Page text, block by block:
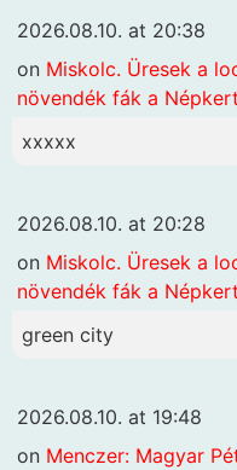
2026.08.10. at 20:38
on Miskolc. Üresek a
növendék fák a
xxxxx
2026.08.10. at 20:28
on Miskolc. Üresek a
növendék fák a
green city
2026.08.10. at 19:48
on Menczer: Magyar